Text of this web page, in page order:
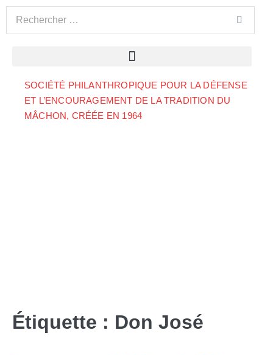
SOCIÉTÉ PHILANTHROPIQUE POUR LA DÉFENSE
ET L’ENCOURAGEMENT DE LA TRADITION DU
MÂCHON, CRÉÉE EN 1964
Étiquette : Don José